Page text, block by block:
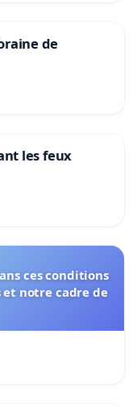
de
les feux
ces conditions
et notre cadre de